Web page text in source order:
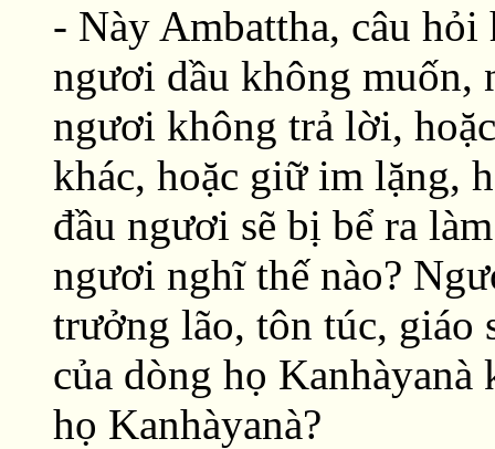
- Này Ambattha, câu
ngươi dầu không muốn,
ngươi không trả lời,
khác, hoặc giữ im lặng,
đầu ngươi sẽ bị bể ra
ngươi nghĩ thế nào?
trưởng lão, tôn túc, giáo
của dòng họ
họ Kanhàyanà?